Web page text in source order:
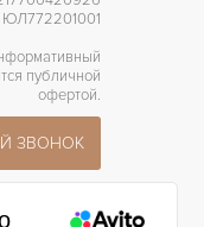
ЮЛ772201001
публичной
офертой.
ЗВОНОК